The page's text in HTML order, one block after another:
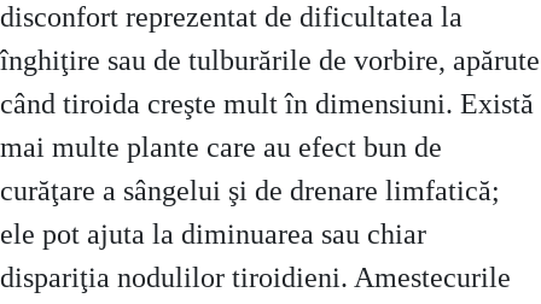
disconfort reprezentat de dificultatea la
înghiţire sau de tulburările de vorbire, apărute
când tiroida creşte mult în dimensiuni. Există
mai multe plante care au efect bun de
curăţare a sângelui şi de drenare limfatică;
ele pot ajuta la diminuarea sau chiar
dispariţia nodulilor tiroidieni. Amestecurile